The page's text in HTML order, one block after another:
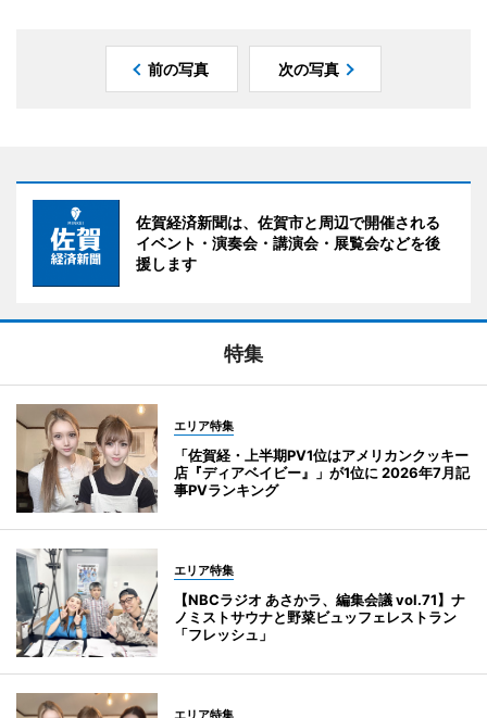
前の写真 次の写真
佐賀経済新聞は、佐賀市と周辺で開催される
イベント・演奏会・講演会・展覧会などを後
援します
特集
エリア特集
「佐賀経・上半期PV1位はアメリカンクッキー
店『ディアベイビー』」が1位に 2026年7月記
事PVランキング
エリア特集
【NBCラジオ あさかラ、編集会議 vol.71】ナ
ノミストサウナと野菜ビュッフェレストラン
「フレッシュ」
エリア特集